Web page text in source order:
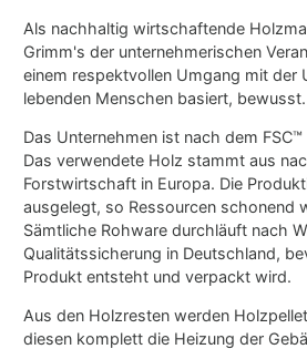
Als nachhaltig wirtschaftende
Grimm's der unternehmerischen
einem respektvollen Umgang mit der
lebenden Menschen basiert, bewusst.
Das Unternehmen ist nach dem
Das verwendete Holz stammt aus
Forstwirtschaft in Europa. Die
ausgelegt, so Ressourcen schonend
Sämtliche Rohware durchläuft nach
Qualitätssicherung in Deutschland,
Produkt entsteht und verpackt wird.
Aus den Holzresten werden
diesen komplett die Heizung der